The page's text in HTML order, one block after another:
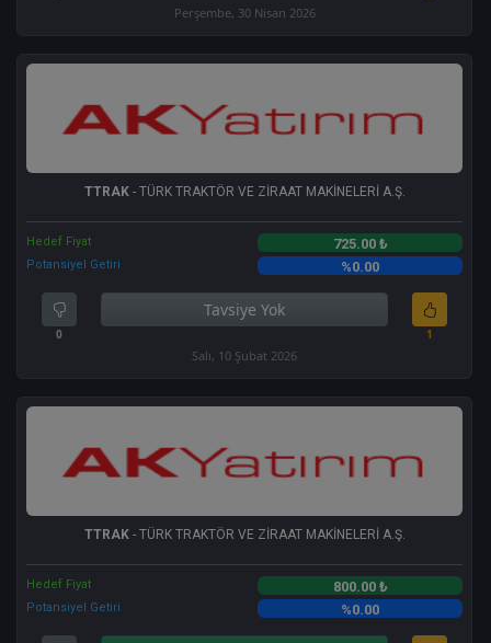
Perşembe, 30 Nisan 2026
TTRAK- TÜRK TRAKTÖR VE ZİRAAT MAKİNELERİ A.Ş.
Hedef Fiyat 725.00 ₺
Potansiyel Getiri %0.00
0
Tavsiye Yok
1
Salı, 10 Şubat 2026
TTRAK- TÜRK TRAKTÖR VE ZİRAAT MAKİNELERİ A.Ş.
Hedef Fiyat 800.00 ₺
Potansiyel Getiri %0.00